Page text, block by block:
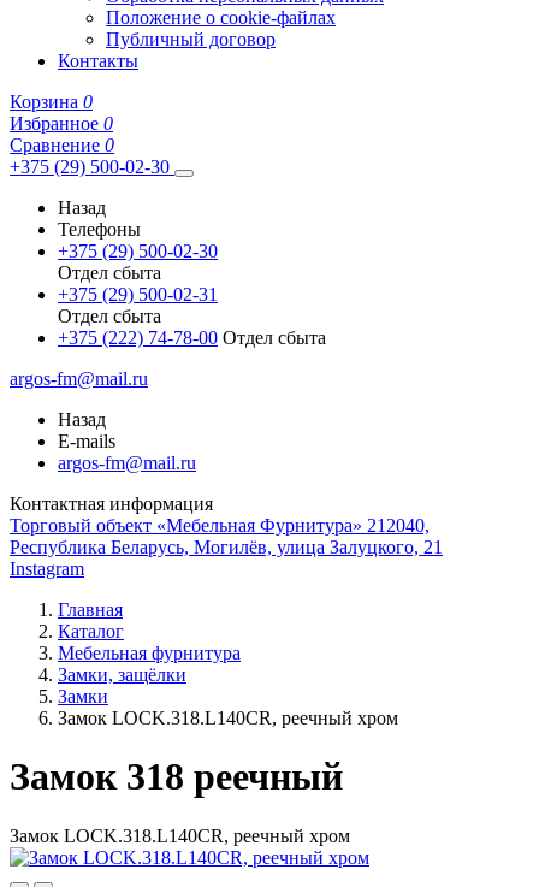
Положение о cookie-файлах
Публичный договор
Контакты
Корзина 0
Избранное 0
Сравнение 0
+375 (29) 500-02-30
Назад
Телефоны
+375 (29) 500-02-30
Отдел сбыта
+375 (29) 500-02-31
Отдел сбыта
+375 (222) 74-78-00 Отдел сбыта
argos-fm@mail.ru
Назад
E-mails
argos-fm@mail.ru
Контактная информация
Торговый объект «Мебельная Фурнитура» 212040,
Республика Беларусь, Могилёв, улица Залуцкого, 21
Instagram
Главная
Каталог
Мебельная фурнитура
Замки, защёлки
Замки
Замок LOCK.318.L140CR, реечный хром
Замок 318 реечный
Замок LOCK.318.L140CR, реечный хром